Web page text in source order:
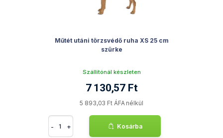
Műtét utáni törzsvédő ruha XS 25 cm
szürke
Szállítónál készleten
7 130,57 Ft
5 893,03 Ft ÁFA nélkül
- + Kosárba